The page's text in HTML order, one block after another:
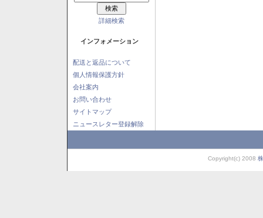
詳細検索
インフォメーション
配送と返品について
個人情報保護方針
会社案内
お問い合わせ
サイトマップ
ニュースレター登録解除
Copyright(c) 2008